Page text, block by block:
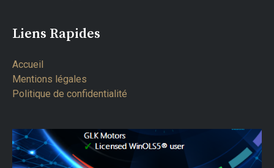
Liens Rapides
Accueil
Mentions légales
Politique de confidentialité